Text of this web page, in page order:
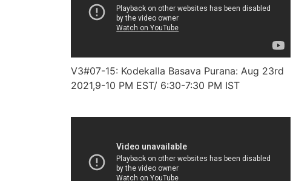
V3#07-15: Kodekalla Basava Purana: Aug 23rd
2021,9-10 PM EST/ 6:30-7:30 PM IST